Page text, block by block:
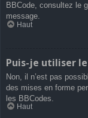
BBCode, consultez le
message.
Haut
Puis-je utiliser le
Non, il n’est pas
des mises en forme
les BBCodes.
Haut